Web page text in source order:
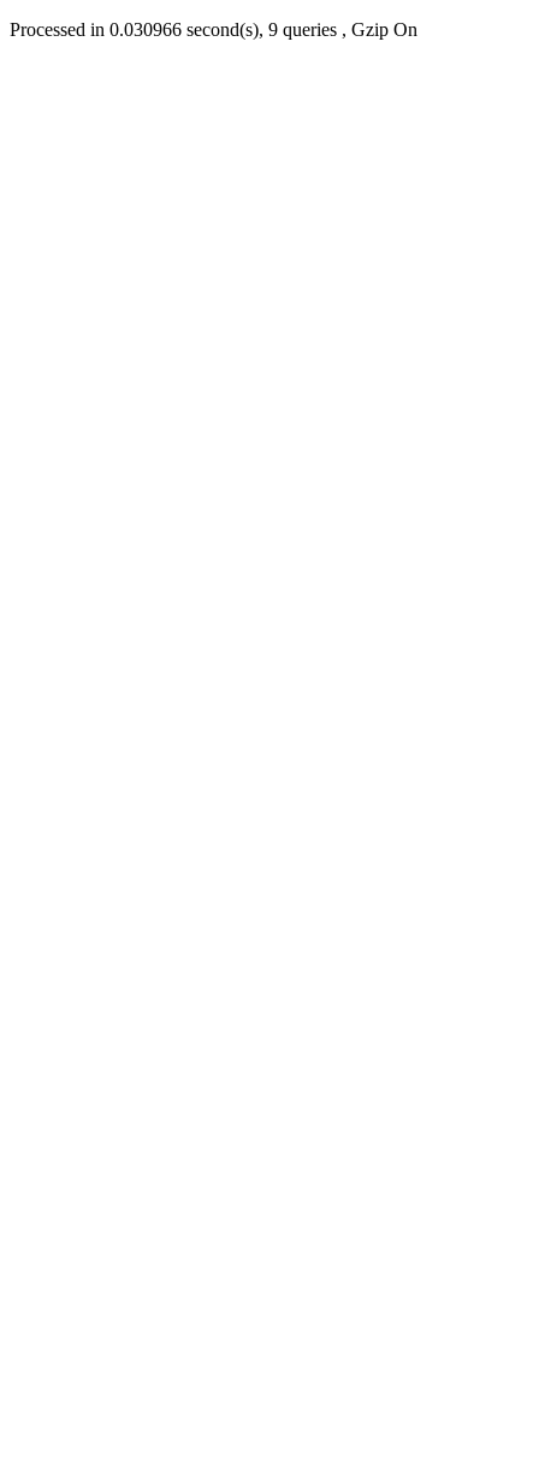
Processed in 0.030966 second(s), 9 queries , Gzip On